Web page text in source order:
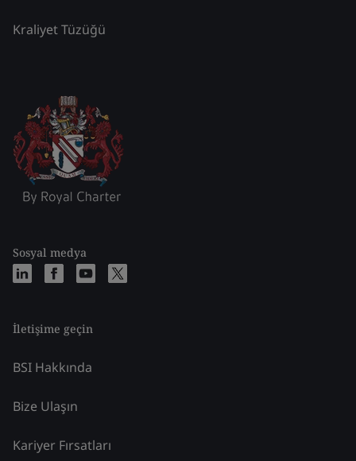
Kraliyet Tüzüğü
Sosyal medya
İletişime geçin
BSI Hakkında
Bize Ulaşın
Kariyer Fırsatları